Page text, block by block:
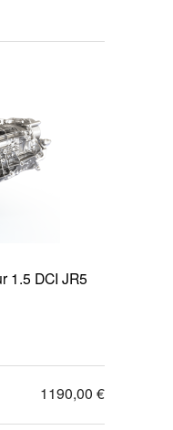
1.5 DCI JR5
1190,00 €